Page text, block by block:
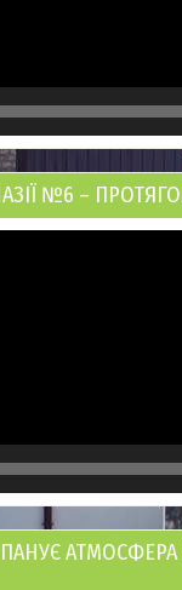
№6 –
АТМОСФЕРА